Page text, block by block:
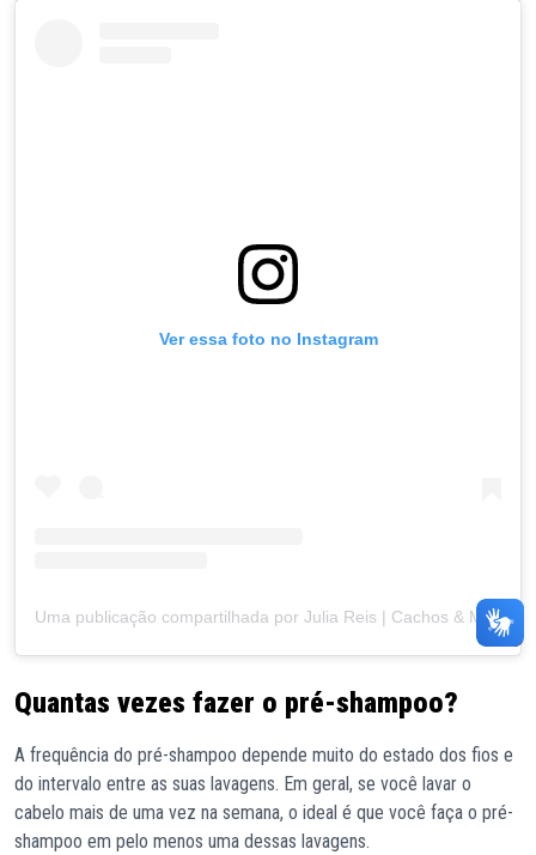
Ver essa foto no Instagram
Uma publicação compartilhada por Julia Reis | Cachos & Maternidade (@_jureiis)
Quantas vezes fazer o pré-shampoo?
A frequência do pré-shampoo depende muito do estado dos fios e
do intervalo entre as suas lavagens. Em geral, se você lavar o
cabelo mais de uma vez na semana, o ideal é que você faça o pré-
shampoo em pelo menos uma dessas lavagens.